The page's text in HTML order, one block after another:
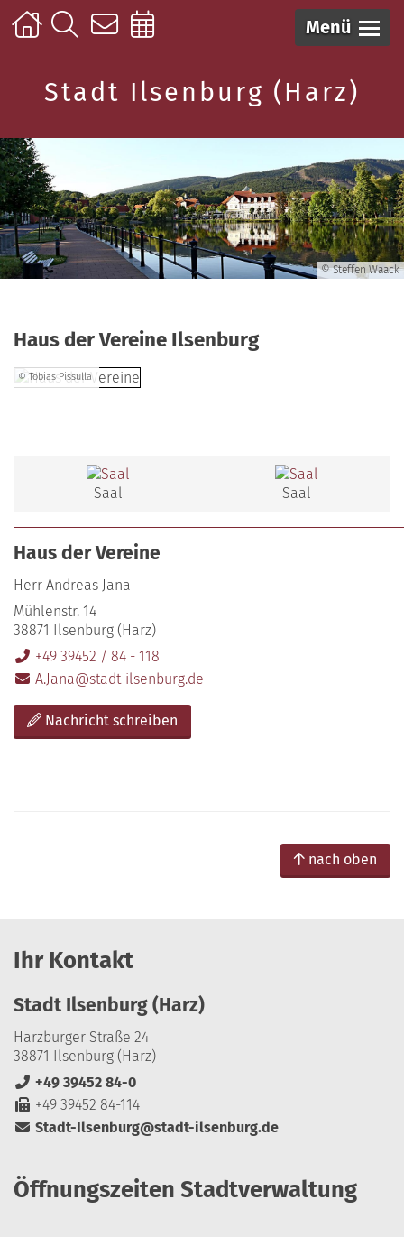
Menü
Stadt Ilsenburg (Harz)
© Steffen Waack
Haus der Vereine Ilsenburg
© Tobias Pissulla
Saal Saal
Haus der Vereine
Herr Andreas Jana
Mühlenstr. 14
38871 Ilsenburg (Harz)
+49 39452 / 84 - 118
A.Jana@stadt-ilsenburg.de
Nachricht schreiben
nach oben
Ihr Kontakt
Stadt Ilsenburg (Harz)
Harzburger Straße 24
38871 Ilsenburg (Harz)
+49 39452 84-0
+49 39452 84-114
Stadt-Ilsenburg@stadt-ilsenburg.de
Öffnungszeiten Stadtverwaltung